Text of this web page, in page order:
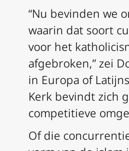
“Nu bevinden we
waarin dat soort
voor het
afgebroken,” zei
in Europa of
Kerk bevindt zich
competitieve
Of die